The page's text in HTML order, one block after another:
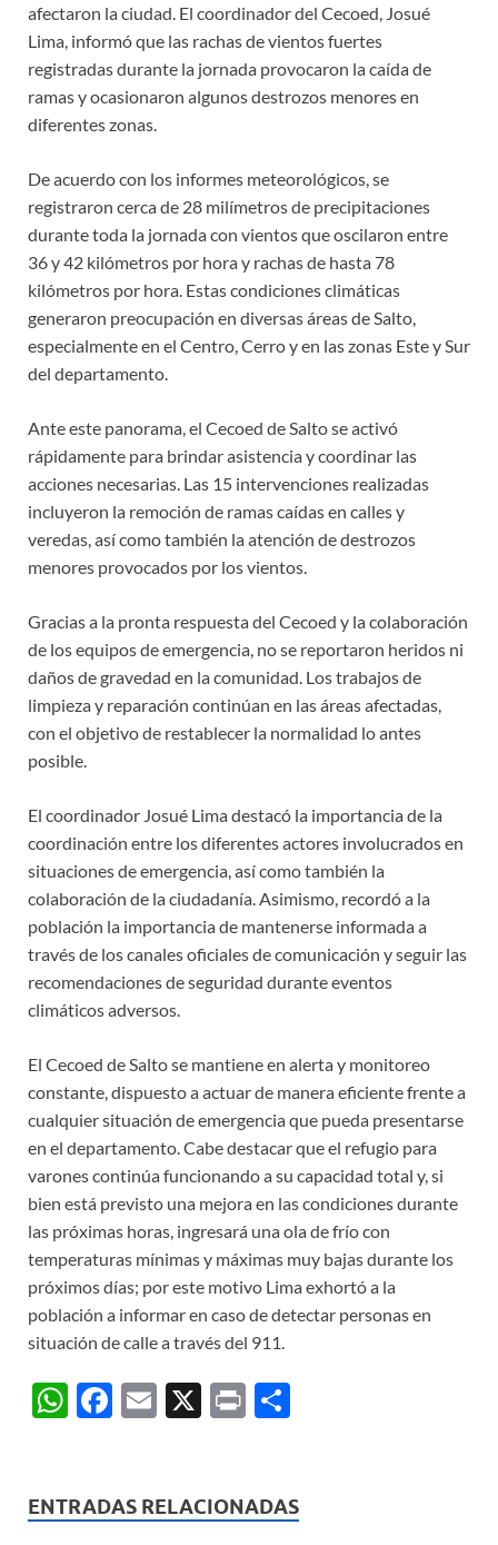
afectaron la ciudad. El coordinador del Cecoed, Josué
Lima, informó que las rachas de vientos fuertes
registradas durante la jornada provocaron la caída de
ramas y ocasionaron algunos destrozos menores en
diferentes zonas.
De acuerdo con los informes meteorológicos, se
registraron cerca de 28 milímetros de precipitaciones
durante toda la jornada con vientos que oscilaron entre
36 y 42 kilómetros por hora y rachas de hasta 78
kilómetros por hora. Estas condiciones climáticas
generaron preocupación en diversas áreas de Salto,
especialmente en el Centro, Cerro y en las zonas Este y Sur
del departamento.
Ante este panorama, el Cecoed de Salto se activó
rápidamente para brindar asistencia y coordinar las
acciones necesarias. Las 15 intervenciones realizadas
incluyeron la remoción de ramas caídas en calles y
veredas, así como también la atención de destrozos
menores provocados por los vientos.
Gracias a la pronta respuesta del Cecoed y la colaboración
de los equipos de emergencia, no se reportaron heridos ni
daños de gravedad en la comunidad. Los trabajos de
limpieza y reparación continúan en las áreas afectadas,
con el objetivo de restablecer la normalidad lo antes
posible.
El coordinador Josué Lima destacó la importancia de la
coordinación entre los diferentes actores involucrados en
situaciones de emergencia, así como también la
colaboración de la ciudadanía. Asimismo, recordó a la
población la importancia de mantenerse informada a
través de los canales oficiales de comunicación y seguir las
recomendaciones de seguridad durante eventos
climáticos adversos.
El Cecoed de Salto se mantiene en alerta y monitoreo
constante, dispuesto a actuar de manera eficiente frente a
cualquier situación de emergencia que pueda presentarse
en el departamento. Cabe destacar que el refugio para
varones continúa funcionando a su capacidad total y, si
bien está previsto una mejora en las condiciones durante
las próximas horas, ingresará una ola de frío con
temperaturas mínimas y máximas muy bajas durante los
próximos días; por este motivo Lima exhortó a la
población a informar en caso de detectar personas en
situación de calle a través del 911.
W
s
F
b
E
X
P
p
ENTRADAS RELACIONADAS